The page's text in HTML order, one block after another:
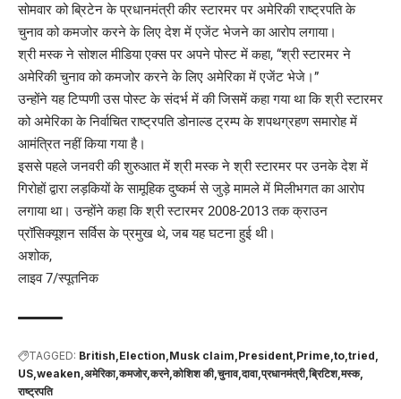
सोमवार को ब्रिटेन के प्रधानमंत्री कीर स्टारमर पर अमेरिकी राष्ट्रपति के
चुनाव को कमजोर करने के लिए देश में एजेंट भेजने का आरोप लगाया।
श्री मस्क ने सोशल मीडिया एक्स पर अपने पोस्ट में कहा, “श्री स्टारमर ने
अमेरिकी चुनाव को कमजोर करने के लिए अमेरिका में एजेंट भेजे।”
उन्होंने यह टिप्पणी उस पोस्ट के संदर्भ में की जिसमें कहा गया था कि श्री स्टारमर
को अमेरिका के निर्वाचित राष्ट्रपति डोनाल्ड ट्रम्प के शपथग्रहण समारोह में
आमंत्रित नहीं किया गया है।
इससे पहले जनवरी की शुरुआत में श्री मस्क ने श्री स्टारमर पर उनके देश में
गिरोहों द्वारा लड़कियों के सामूहिक दुष्कर्म से जुड़े मामले में मिलीभगत का आरोप
लगाया था। उन्होंने कहा कि श्री स्टारमर 2008-2013 तक क्राउन
प्रॉसिक्यूशन सर्विस के प्रमुख थे, जब यह घटना हुई थी।
अशोक,
लाइव 7/स्पूतनिक
TAGGED: British Election Musk claim President Prime to tried
US weaken अमेरिका कमजोर करने कोशिश की चुनाव दावा प्रधानमंत्री ब्रिटिश मस्क
राष्ट्रपति